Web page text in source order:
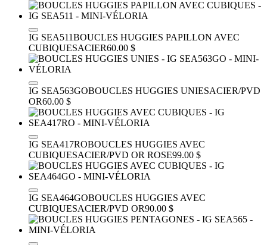
IG SEA511BOUCLES HUGGIES PAPILLON AVEC
CUBIQUESACIER60.00 $
IG SEA563GOBOUCLES HUGGIES UNIESACIER/PVD
OR60.00 $
IG SEA417ROBOUCLES HUGGIES AVEC
CUBIQUESACIER/PVD OR ROSE99.00 $
IG SEA464GOBOUCLES HUGGIES AVEC
CUBIQUESACIER/PVD OR90.00 $